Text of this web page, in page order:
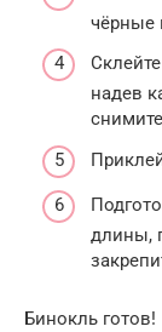
чёрные
надев
длины,
Бинокль готов!